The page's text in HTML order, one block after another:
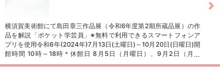
横須賀美術館にて島田章三作品展（令和6年度第2期所蔵品展）の作
品を解説「ポケット学芸員」※無料で利用できるスマートフォンア
プリを使用令和6年(2024年)7月13日(土曜日)～10月20日(日曜日)開
館時間 10時～18時＊休館日 8月5日（月曜日）、9月2日（月曜
日）、10月7日（月曜日）